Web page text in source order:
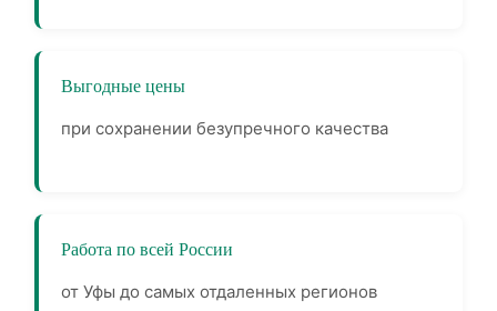
Выгодные цены
при сохранении безупречного качества
Работа по всей России
от Уфы до самых отдаленных регионов